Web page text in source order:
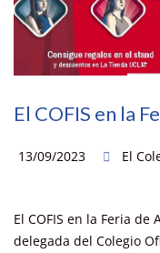
El COFIS en la
13/09/2023 El
El COFIS en la Feria de
delegada del Colegio